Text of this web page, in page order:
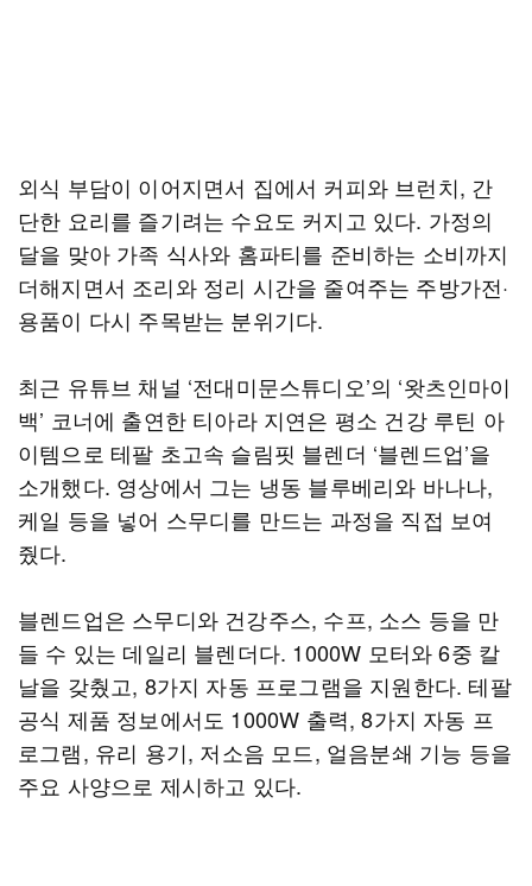
외식 부담이 이어지면서 집에서 커피와 브런치, 간
단한 요리를 즐기려는 수요도 커지고 있다. 가정의
달을 맞아 가족 식사와 홈파티를 준비하는 소비까지
더해지면서 조리와 정리 시간을 줄여주는 주방가전·
용품이 다시 주목받는 분위기다.
최근 유튜브 채널 ‘전대미문스튜디오’의 ‘왓츠인마이
백’ 코너에 출연한 티아라 지연은 평소 건강 루틴 아
이템으로 테팔 초고속 슬림핏 블렌더 ‘블렌드업’을
소개했다. 영상에서 그는 냉동 블루베리와 바나나,
케일 등을 넣어 스무디를 만드는 과정을 직접 보여
줬다.
블렌드업은 스무디와 건강주스, 수프, 소스 등을 만
들 수 있는 데일리 블렌더다. 1000W 모터와 6중 칼
날을 갖췄고, 8가지 자동 프로그램을 지원한다. 테팔
공식 제품 정보에서도 1000W 출력, 8가지 자동 프
로그램, 유리 용기, 저소음 모드, 얼음분쇄 기능 등을
주요 사양으로 제시하고 있다.